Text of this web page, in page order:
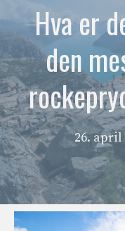
Hva er
den
26. april